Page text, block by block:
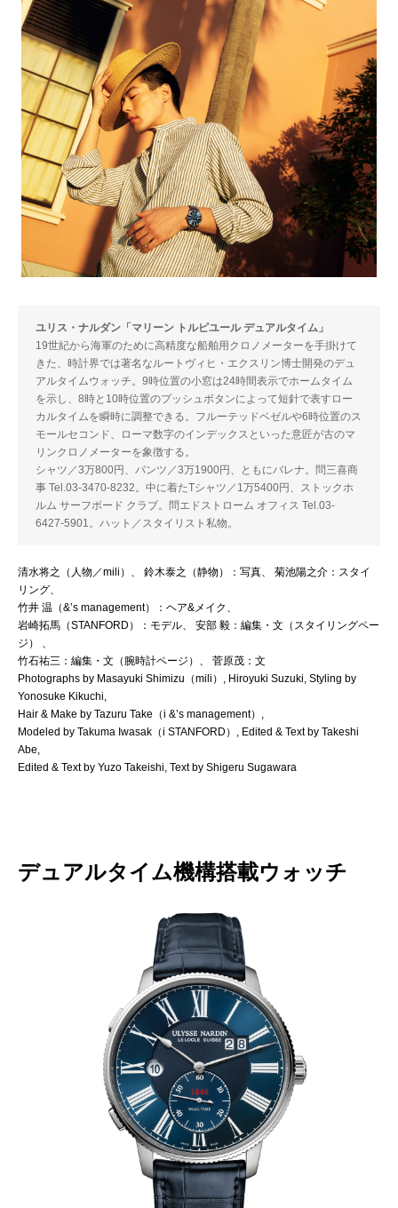
ユリス・ナルダン「マリーン トルピユール デュアルタイム」
19世紀から海軍のために高精度な船舶用クロノメーターを手掛けて
きた、時計界では著名なルートヴィヒ・エクスリン博士開発のデュ
アルタイムウォッチ。9時位置の小窓は24時間表示でホームタイム
を示し、8時と10時位置のプッシュボタンによって短針で表すロー
カルタイムを瞬時に調整できる。フルーテッドベゼルや6時位置のス
モールセコンド、ローマ数字のインデックスといった意匠が古のマ
リンクロノメーターを象徴する。
シャツ／3万800円、パンツ／3万1900円、ともにバレナ。問三喜商
事 Tel.03-3470-8232。中に着たTシャツ／1万5400円、ストックホ
ルム サーフボード クラブ。問エドストローム オフィス Tel.03-
6427-5901。ハット／スタイリスト私物。
清水将之（人物／mili）、 鈴木泰之（静物）：写真、 菊池陽之介：スタイ
リング、
竹井 温（&’s management）：ヘア&メイク、
岩崎拓馬（STANFORD）：モデル、 安部 毅：編集・文（スタイリングペー
ジ） 、
竹石祐三：編集・文（腕時計ページ）、 菅原茂：文
Photographs by Masayuki Shimizu（mili）, Hiroyuki Suzuki, Styling by
Yonosuke Kikuchi,
Hair & Make by Tazuru Take（i &’s management）,
Modeled by Takuma Iwasak（i STANFORD）, Edited & Text by Takeshi
Abe,
Edited & Text by Yuzo Takeishi, Text by Shigeru Sugawara
デュアルタイム機構搭載ウォッチ